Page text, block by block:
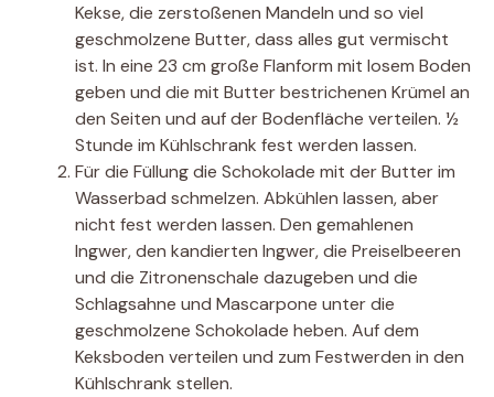
Kekse, die zerstoßenen Mandeln und so viel
geschmolzene Butter, dass alles gut vermischt
ist. In eine 23 cm große Flanform mit losem Boden
geben und die mit Butter bestrichenen Krümel an
den Seiten und auf der Bodenfläche verteilen. ½
Stunde im Kühlschrank fest werden lassen.
Für die Füllung die Schokolade mit der Butter im
Wasserbad schmelzen. Abkühlen lassen, aber
nicht fest werden lassen. Den gemahlenen
Ingwer, den kandierten Ingwer, die Preiselbeeren
und die Zitronenschale dazugeben und die
Schlagsahne und Mascarpone unter die
geschmolzene Schokolade heben. Auf dem
Keksboden verteilen und zum Festwerden in den
Kühlschrank stellen.